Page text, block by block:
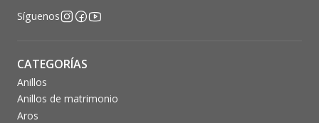
Síguenos
CATEGORÍAS
Anillos
Anillos de matrimonio
Aros